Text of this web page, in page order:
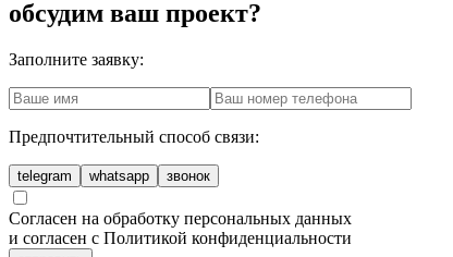
обсудим ваш проект?
Заполните заявку:
Предпочтительный способ связи:
telegram whatsapp звонок
Согласен на обработку персональных данных
и согласен с Политикой конфиденциальности